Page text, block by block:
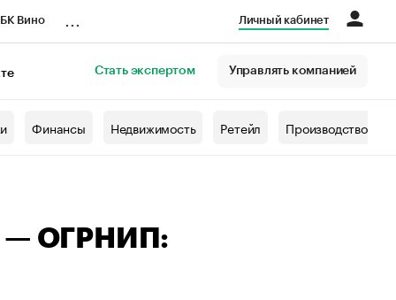
Вино Личный кабинет
Стать экспертом Управлять компанией
Финансы Недвижимость Ретейл Производство
— ОГРНИП: